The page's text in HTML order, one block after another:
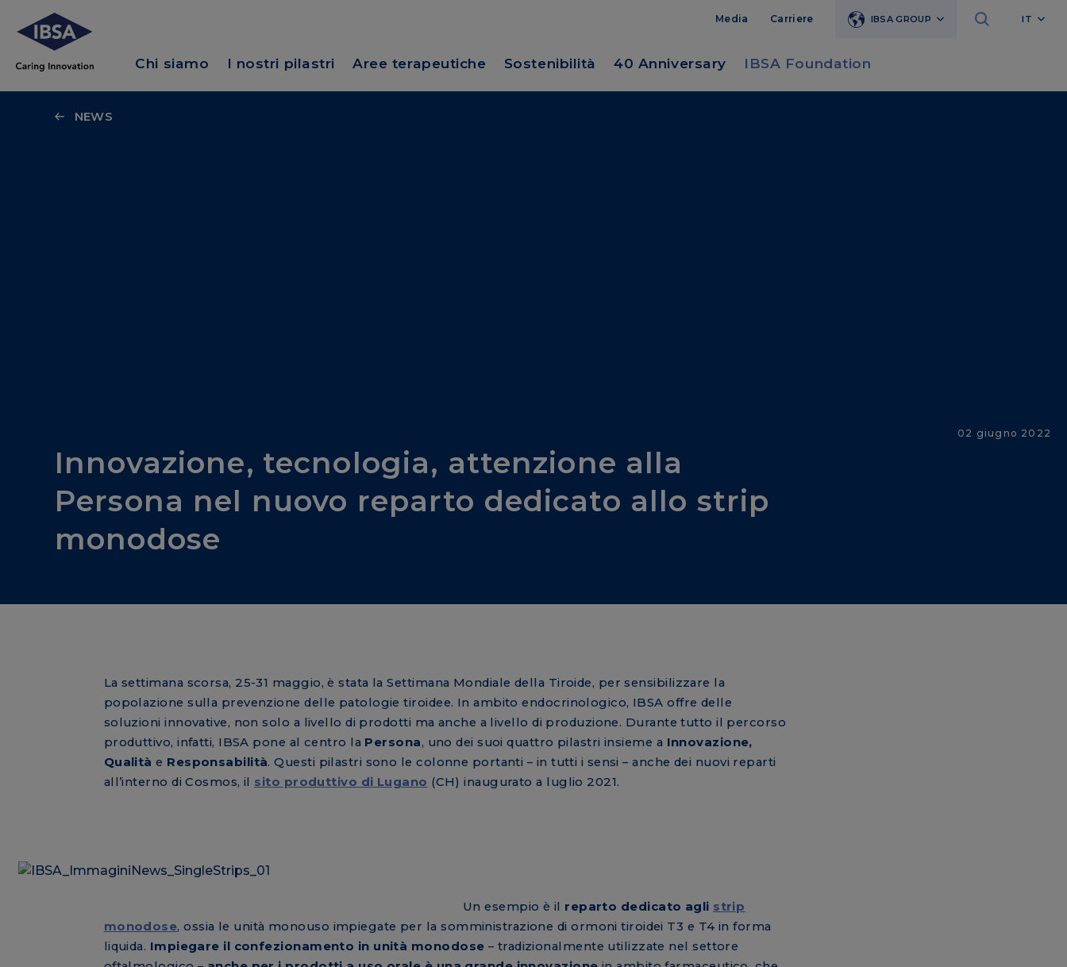
Media Carriere IBSA GROUP IT
Chi siamo I nostri pilastri Aree terapeutiche Sostenibilità 40 Anniversary IBSA Foundation
NEWS
02 giugno 2022
Innovazione, tecnologia, attenzione alla
Persona nel nuovo reparto dedicato allo strip
monodose
La settimana scorsa, 25-31 maggio, è stata la Settimana Mondiale della Tiroide, per sensibilizzare la
popolazione sulla prevenzione delle patologie tiroidee. In ambito endocrinologico, IBSA offre delle
soluzioni innovative, non solo a livello di prodotti ma anche a livello di produzione. Durante tutto il percorso
produttivo, infatti, IBSA pone al centro la Persona, uno dei suoi quattro pilastri insieme a Innovazione,
Qualità e Responsabilità. Questi pilastri sono le colonne portanti – in tutti i sensi – anche dei nuovi reparti
all’interno di Cosmos, il sito produttivo di Lugano (CH) inaugurato a luglio 2021.
Un esempio è il reparto dedicato agli strip
monodose, ossia le unità monouso impiegate per la somministrazione di ormoni tiroidei T3 e T4 in forma
liquida. Impiegare il confezionamento in unità monodose – tradizionalmente utilizzate nel settore